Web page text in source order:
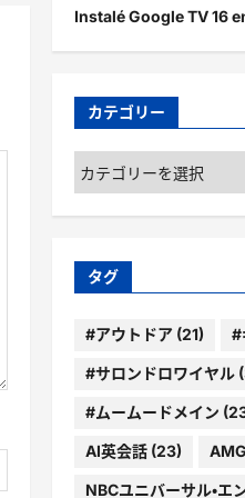
Instalé Google TV 16
カテゴリー
カ
ゴ
ー
タグ
#アウトドア(21) #
#サロンドロワイヤル
#ムームードメイン
AI英会話(23)
NBCユニバーサル・エ